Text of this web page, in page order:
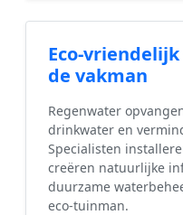
Eco-
de vakman
Regenwater
drinkwater en
Specialisten
creëren natuurlijke
duurzame
eco-tuinman.